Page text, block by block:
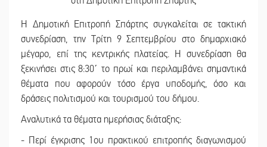
Η Δημοτική Επιτροπή Σπάρτης συγκαλείται σε τακτική
συνεδρίαση, την Τρίτη 9 Σεπτεμβρίου στο δημαρχιακό
μέγαρο, επί της κεντρικής πλατείας. Η συνεδρίαση θα
ξεκινήσει στις 8:30΄ το πρωί και περιλαμβάνει σημαντικά
θέματα που αφορούν τόσο έργα υποδομής, όσο και
δράσεις πολιτισμού και τουρισμού του δήμου.
Αναλυτικά τα θέματα ημερήσιας διάταξης:
- Περί έγκρισης 1ου πρακτικού επιτροπής διαγωνισμού